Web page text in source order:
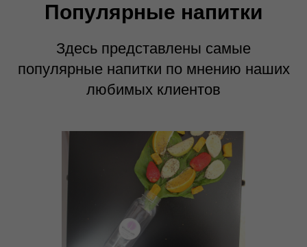
Популярные напитки
Здесь представлены самые
популярные напитки по мнению наших
любимых клиентов